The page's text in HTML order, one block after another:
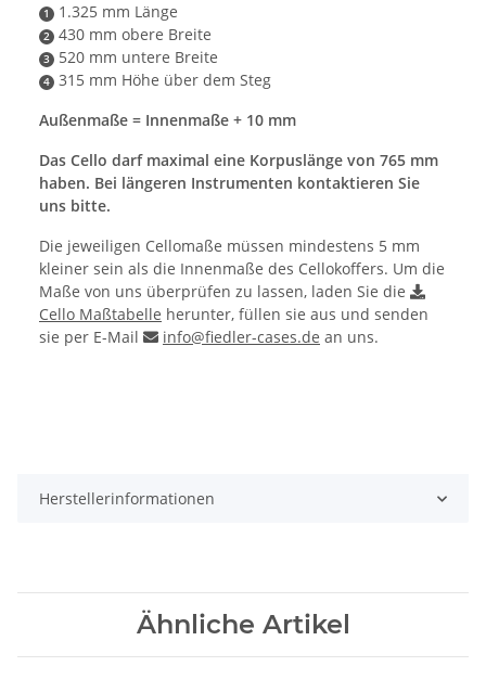
1 1.325 mm Länge
2 430 mm obere Breite
3 520 mm untere Breite
4 315 mm Höhe über dem Steg
Außenmaße = Innenmaße + 10 mm
Das Cello darf maximal eine Korpuslänge von 765 mm
haben. Bei längeren Instrumenten kontaktieren Sie
uns bitte.
Die jeweiligen Cellomaße müssen mindestens 5 mm
kleiner sein als die Innenmaße des Cellokoffers. Um die
Maße von uns überprüfen zu lassen, laden Sie die
Cello Maßtabelle herunter, füllen sie aus und senden
sie per E-Mail
info@fiedler-cases.de an uns.
Herstellerinformationen
Ähnliche Artikel